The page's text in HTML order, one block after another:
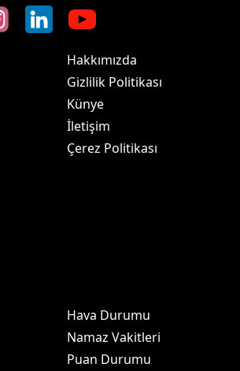
Hakkımızda
Gizlilik Politikası
Künye
İletişim
Çerez Politikası
Hava Durumu
Namaz Vakitleri
Puan Durumu